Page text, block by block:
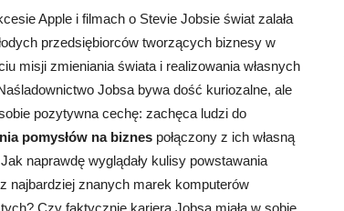
Apple i filmach o Stevie Jobsie świat zalała
przedsiębiorców tworzących biznesy w
misji zmieniania świata i realizowania własnych
Jobsa bywa dość kuriozalne, ale
pozytywna cechę: zachęca ludzi do
pomysłów na biznes połączony z ich własną
naprawdę wyglądały kulisy powstawania
najbardziej znanych marek komputerów
Czy faktycznie kariera Jobsa miała w sobie